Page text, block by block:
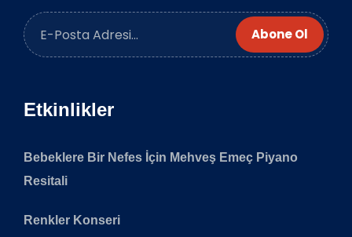
Abone Ol
Etkinlikler
Bebeklere Bir Nefes İçin Mehveş Emeç Piyano
Resitali
Renkler Konseri